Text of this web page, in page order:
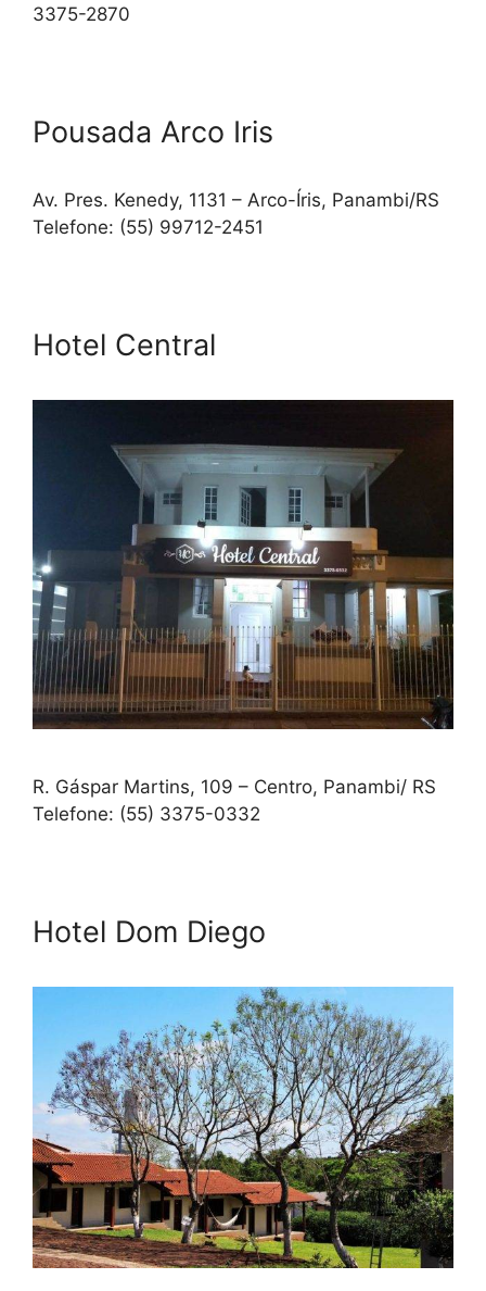
3375-2870
Pousada Arco Iris
Av. Pres. Kenedy, 1131 – Arco-Íris, Panambi/RS
Telefone: (55) 99712-2451
Hotel Central
R. Gáspar Martins, 109 – Centro, Panambi/ RS
Telefone: (55) 3375-0332
Hotel Dom Diego